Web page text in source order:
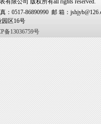
有限公司 版权所有all rights reserved.
：0517-86890990 邮 箱：
区16号
备13036759号